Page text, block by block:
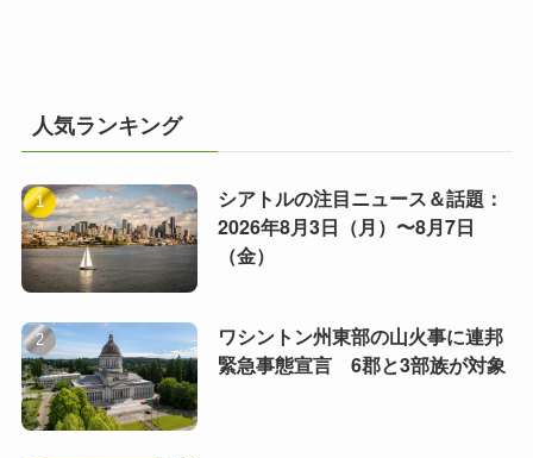
人気ランキング
シアトルの注目ニュース＆話題：
2026年8月3日（月）〜8月7日
（金）
ワシントン州東部の山火事に連邦
緊急事態宣言 6郡と3部族が対象